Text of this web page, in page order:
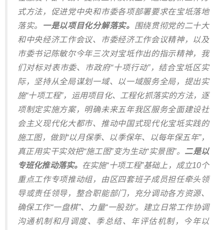
式方法，促进党中央和市委各项部署要求在宝坻落地
落实。
一是以项目化分解落实。 围绕贯彻党的二十大
和中央经济工作会议、市委经济工作会议精神，以及
市委书记陈敏尔今年三次对宝坻作出的指示精神，我
们对标对表市委、市政府“十项行动”，结合宝坻区实
际，坚持从全局谋划一域、以一域服务全局，提出实
施“十项工程”，运用项目化、工程化抓落实的方法，逐
项制定实施方案，明确未来五年我区服务全面建设社
会主义现代化大都市、推动中国式现代化宝坻实践的
施工图，做到“以月保季、以季保年、以每年保五年”，
真正用实干实效把“施工图”变为生动“实景图”。 二是以
专班化推动落实。
在实施“十项工程”基础上，成立10个
重点工作专项推动组，由区四套班子成员担任牵头领
导或责任领导，整合职能部门，充分调动各方资源、
确保工作“一盘棋”、力量“一股劲”。建立日常工作协调
沟通机制和月调度、季总结、年评估机制，今年以